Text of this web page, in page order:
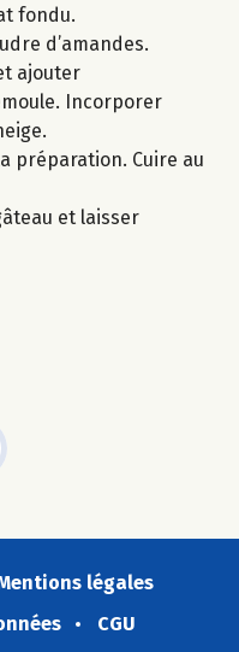
fondu.
d’amandes.
ajouter
Incorporer
préparation. Cuire au
et laisser
légales
CGU